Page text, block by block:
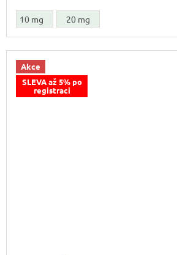
10 mg 20 mg
Akce
SLEVA až 5% po
registraci